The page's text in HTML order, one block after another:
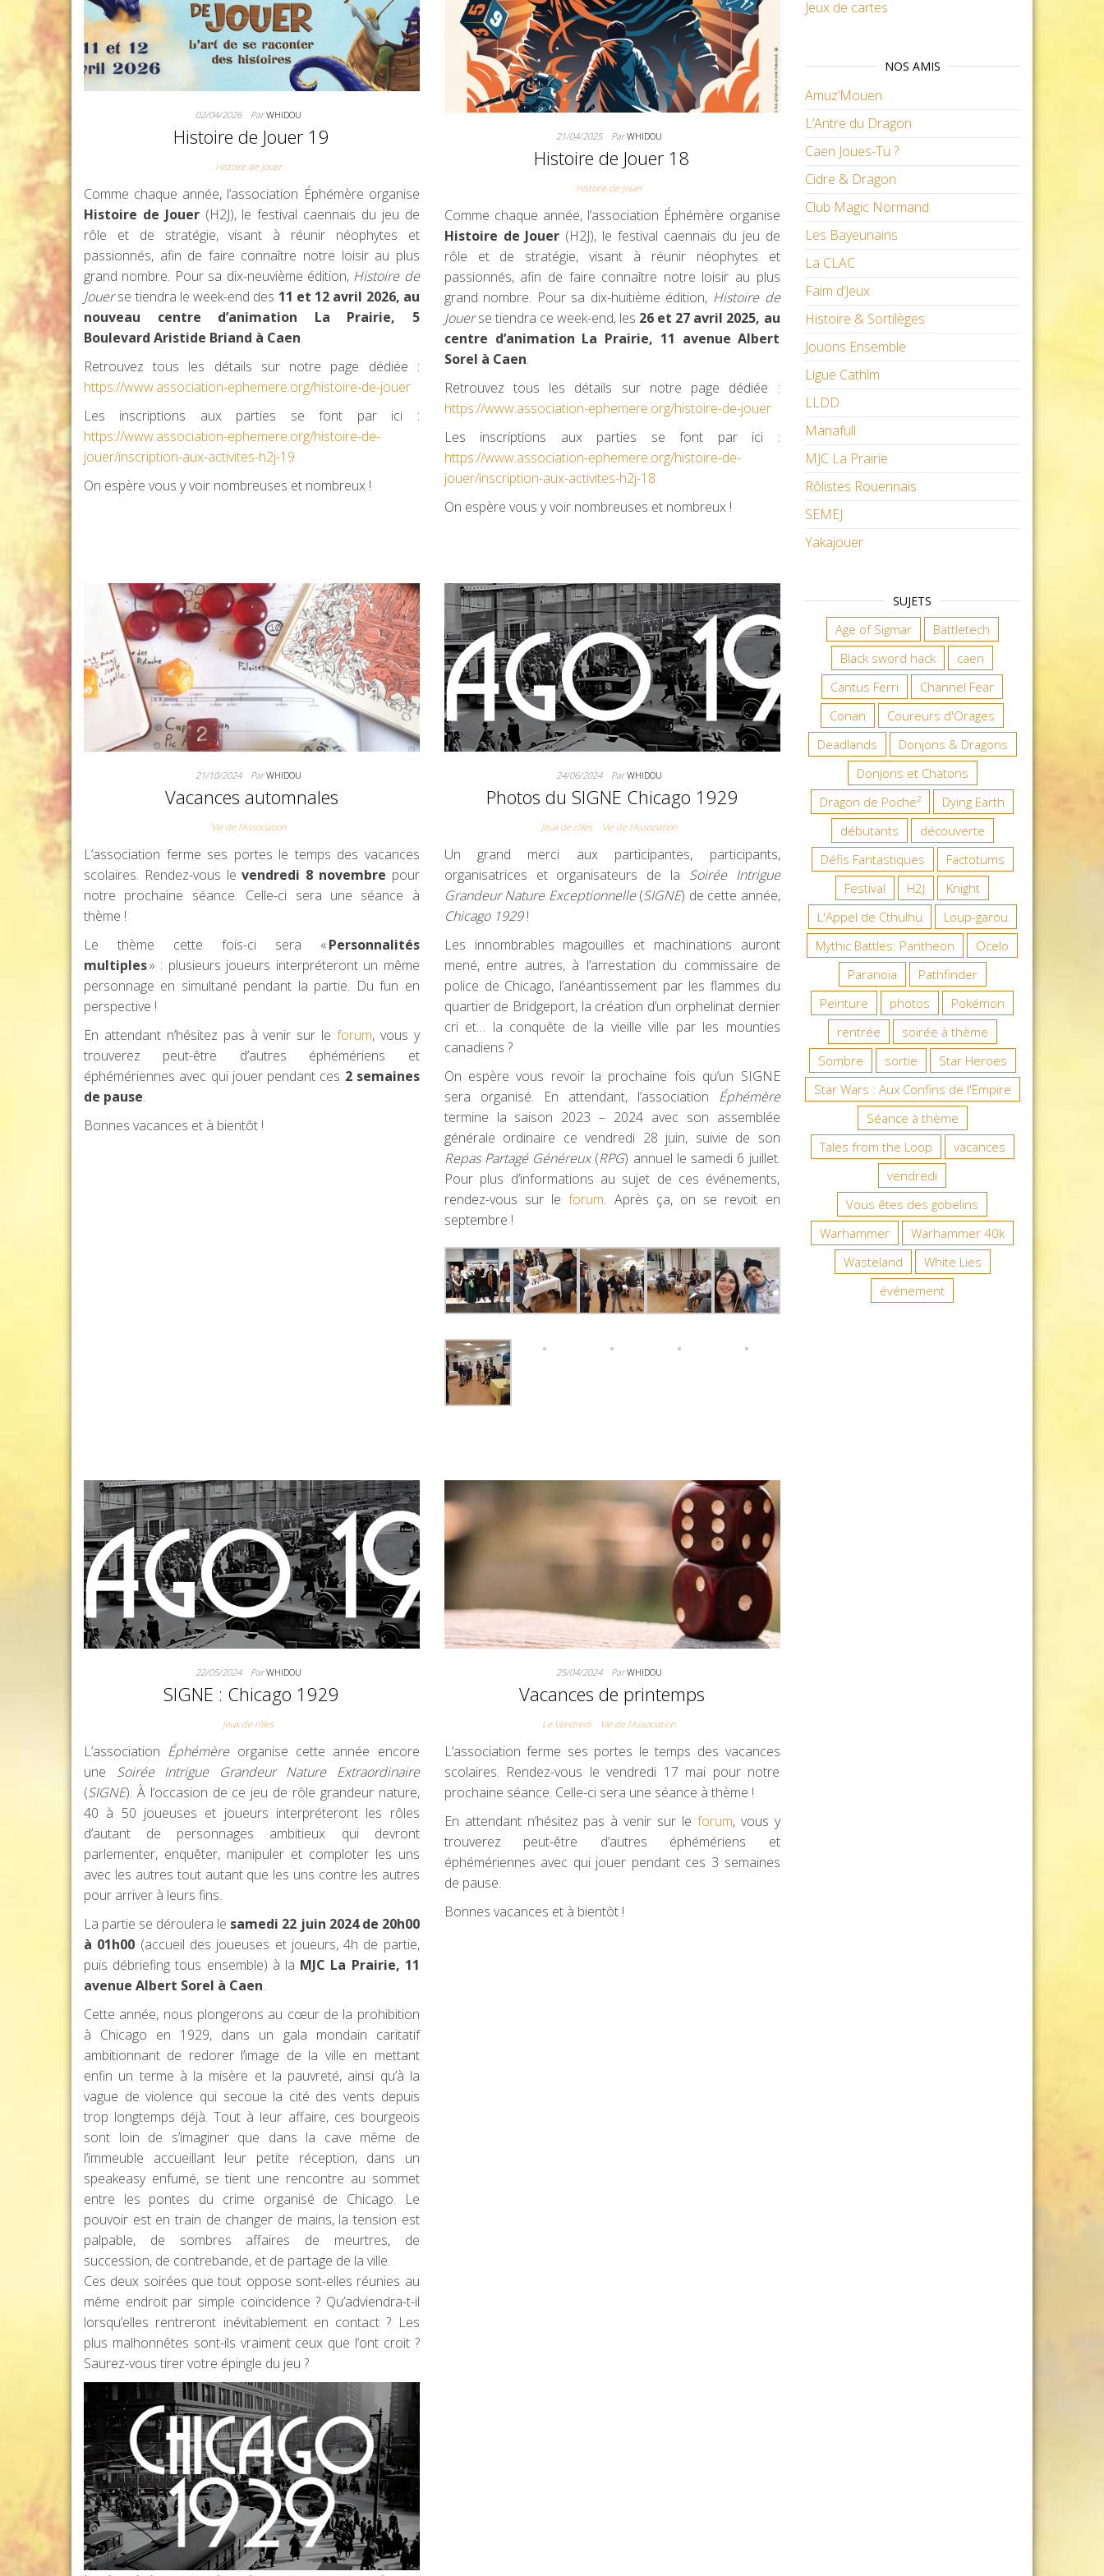
02/04/2026 ParWHIDOU
Histoire de Jouer 19
Histoire de Jouer
Comme chaque année, l’association Éphémère organise
Histoire de Jouer(H2J), le festival caennais du jeu de
rôle et de stratégie, visant à réunir néophytes et
passionnés, afin de faire connaître notre loisir au plus
grand nombre. Pour sa dix-neuvième édition, Histoire de
Jouerse tiendra le week-end des 11 et 12 avril 2026, au
nouveau centre d’animation La Prairie, 5
Boulevard Aristide Briand à Caen.
Retrouvez tous les détails sur notre page dédiée :
https://www.association-ephemere.org/histoire-de-jouer
Les inscriptions aux parties se font par ici :
https://www.association-ephemere.org/histoire-de-
jouer/inscription-aux-activites-h2j-19
On espère vous y voir nombreuses et nombreux !
21/04/2025 ParWHIDOU
Histoire de Jouer 18
Histoire de Jouer
Comme chaque année, l’association Éphémère organise
Histoire de Jouer (H2J), le festival caennais du jeu de
rôle et de stratégie, visant à réunir néophytes et
passionnés, afin de faire connaître notre loisir au plus
grand nombre. Pour sa dix-huitième édition, Histoire de
Jouerse tiendra ce week-end, les 26 et 27 avril 2025, au
centre d’animation La Prairie, 11 avenue Albert
Sorel à Caen.
Retrouvez tous les détails sur notre page dédiée :
https://www.association-ephemere.org/histoire-de-jouer
Les inscriptions aux parties se font par ici :
https://www.association-ephemere.org/histoire-de-
jouer/inscription-aux-activites-h2j-18
On espère vous y voir nombreuses et nombreux !
21/10/2024 ParWHIDOU
Vacances automnales
Vie de l'Association
L’association ferme ses portes le temps des vacances
scolaires. Rendez-vous levendredi 8 novembre pour
notre prochaine séance. Celle-ci sera une séance à
thème !
Le thème cette fois-ci sera «Personnalités
multiples» : plusieurs joueurs interpréteront un même
personnage en simultané pendant la partie. Du fun en
perspective !
En attendant n’hésitez pas à venir sur le forum, vous y
trouverez peut-être d’autres éphémériens et
éphémériennes avec qui jouer pendant ces 2 semaines
de pause.
Bonnes vacances et à bientôt !
24/06/2024 ParWHIDOU
Photos du SIGNE Chicago 1929
Jeux de rôles Vie de l'Association
Un grand merci aux participantes, participants,
organisatrices et organisateurs de la Soirée Intrigue
Grandeur Nature Exceptionnelle(SIGNE) de cette année,
Chicago 1929!
Les innombrables magouilles et machinations auront
mené, entre autres, à l’arrestation du commissaire de
police de Chicago, l’anéantissement par les flammes du
quartier de Bridgeport, la création d’un orphelinat dernier
cri et… la conquête de la vieille ville par les mounties
canadiens ?
On espère vous revoir la prochaine fois qu’un SIGNE
sera organisé. En attendant, l’association Éphémère
termine la saison 2023 – 2024 avec son assemblée
générale ordinaire ce vendredi 28 juin, suivie de son
Repas Partagé Généreux(RPG) annuel le samedi 6 juillet.
Pour plus d’informations au sujet de ces événements,
rendez-vous sur leforum. Après ça, on se revoit en
septembre !
22/05/2024 ParWHIDOU
SIGNE : Chicago 1929
Jeux de rôles
L’association Éphémèreorganise cette année encore
une Soirée Intrigue Grandeur Nature Extraordinaire
(SIGNE). À l’occasion de ce jeu de rôle grandeur nature,
40 à 50 joueuses et joueurs interpréteront les rôles
d’autant de personnages ambitieux qui devront
parlementer, enquêter, manipuler et comploter les uns
avec les autres tout autant que les uns contre les autres
pour arriver à leurs fins.
La partie se déroulera le samedi 22 juin 2024 de 20h00
à 01h00 (accueil des joueuses et joueurs, 4h de partie,
puis débriefing tous ensemble) à la MJC La Prairie, 11
avenue Albert Sorel à Caen.
Cette année, nous plongerons au cœur de la prohibition
à Chicago en 1929, dans un gala mondain caritatif
ambitionnant de redorer l’image de la ville en mettant
enfin un terme à la misère et la pauvreté, ainsi qu’à la
vague de violence qui secoue la cité des vents depuis
trop longtemps déjà. Tout à leur affaire, ces bourgeois
sont loin de s’imaginer que dans la cave même de
l’immeuble accueillant leur petite réception, dans un
speakeasy enfumé, se tient une rencontre au sommet
entre les pontes du crime organisé de Chicago. Le
pouvoir est en train de changer de mains, la tension est
palpable, de sombres affaires de meurtres, de
succession, de contrebande, et de partage de la ville.
Ces deux soirées que tout oppose sont-elles réunies au
même endroit par simple coïncidence ? Qu’adviendra-t-il
lorsqu’elles rentreront inévitablement en contact ? Les
plus malhonnêtes sont-ils vraiment ceux que l’ont croit ?
Saurez-vous tirer votre épingle du jeu ?
25/04/2024 ParWHIDOU
Vacances de printemps
Le Vendredi Vie de l'Association
L’association ferme ses portes le temps des vacances
scolaires. Rendez-vous le vendredi 17 mai pour notre
prochaine séance. Celle-ci sera une séance à thème !
En attendant n’hésitez pas à venir sur le forum, vous y
trouverez peut-être d’autres éphémériens et
éphémériennes avec qui jouer pendant ces 3 semaines
de pause.
Bonnes vacances et à bientôt !
Jeux de cartes
NOS AMIS
Amuz’Mouen
L’Antre du Dragon
Caen Joues-Tu ?
Cidre & Dragon
Club Magic Normand
Les Bayeunains
La CLAC
Faim d’Jeux
Histoire & Sortilèges
Jouons Ensemble
Ligue Cathîm
LLDD
Manafull
MJC La Prairie
Rôlistes Rouennais
SEMEJ
Yakajouer
SUJETS
Age of Sigmar
Battletech
Black sword hack
caen
Cantus Ferri
Channel Fear
Conan
Coureurs d'Orages
Deadlands
Donjons & Dragons
Donjons et Chatons
Dragon de Poche²
Dying Earth
débutants
découverte
Défis Fantastiques
Factotums
Festival
H2J
Knight
L'Appel de Cthulhu
Loup-garou
Mythic Battles: Pantheon
Ocelo
Paranoïa
Pathfinder
Peinture
photos
Pokémon
rentrée
soirée à thème
Sombre
sortie
Star Heroes
Star Wars : Aux Confins de l'Empire
Séance à thème
Tales from the Loop
vacances
vendredi
Vous êtes des gobelins
Warhammer
Warhammer 40k
Wasteland
White Lies
événement